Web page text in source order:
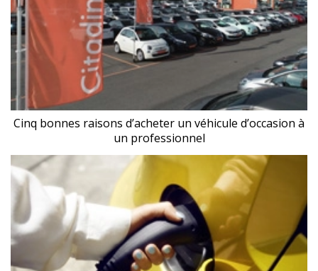
Cinq bonnes raisons d’acheter un véhicule d’occasion à
un professionnel